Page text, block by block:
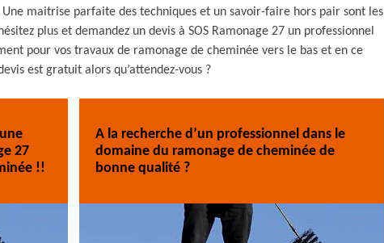
maitrise parfaite des techniques et un savoir-faire hors pair sont les
plus et demandez un devis à SOS Ramonage 27 un professionnel
pour vos travaux de ramonage de cheminée vers le bas et en ce
est gratuit alors qu’attendez-vous ?
27
!!
A la recherche d’un professionnel dans le
domaine du ramonage de cheminée de
bonne qualité ?